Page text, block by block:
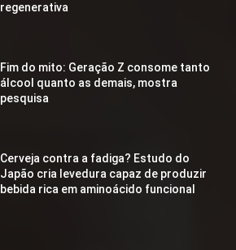
regenerativa
Fim do mito: Geração Z consome tanto
álcool quanto as demais, mostra
pesquisa
Cerveja contra a fadiga? Estudo do
Japão cria levedura capaz de produzir
bebida rica em aminoácido funcional